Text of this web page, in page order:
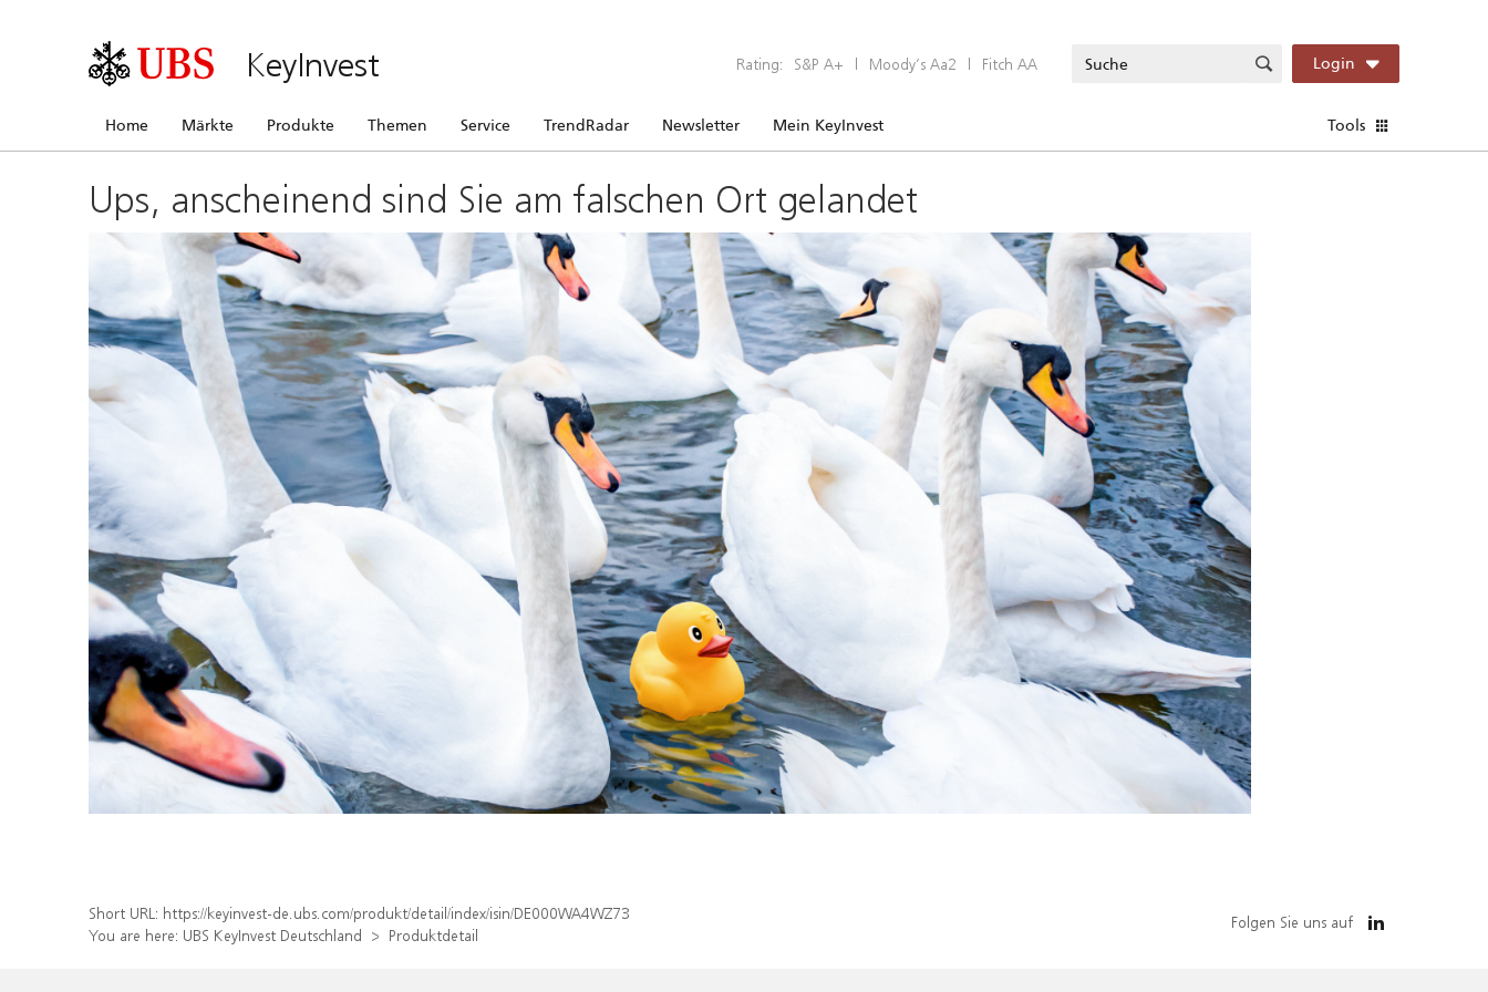
KeyInvest Rating: S&P A+ | Moody’s Aa2 | Fitch AA Login
Home Märkte Produkte Themen Service TrendRadar Newsletter Mein KeyInvest Tools
Ups, anscheinend sind Sie am falschen Ort gelandet
Short URL: https://keyinvest-de.ubs.com/produkt/detail/index/isin/DE000WA4WZ73
You are here: UBS KeyInvest Deutschland Produktdetail
Folgen Sie uns auf